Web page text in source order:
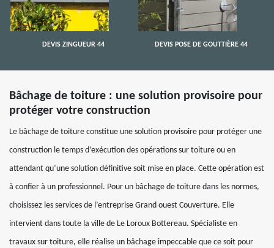
DEVIS ZINGUEUR 44 DEVIS POSE DE GOUTTIÈRE 44
Bâchage de toiture : une solution provisoire pour
protéger votre construction
Le bâchage de toiture constitue une solution provisoire pour protéger une
construction le temps d’exécution des opérations sur toiture ou en
attendant qu’une solution définitive soit mise en place. Cette opération est
à confier à un professionnel. Pour un bâchage de toiture dans les normes,
choisissez les services de l’entreprise Grand ouest Couverture. Elle
intervient dans toute la ville de Le Loroux Bottereau. Spécialiste en
travaux sur toiture, elle réalise un bâchage impeccable que ce soit pour